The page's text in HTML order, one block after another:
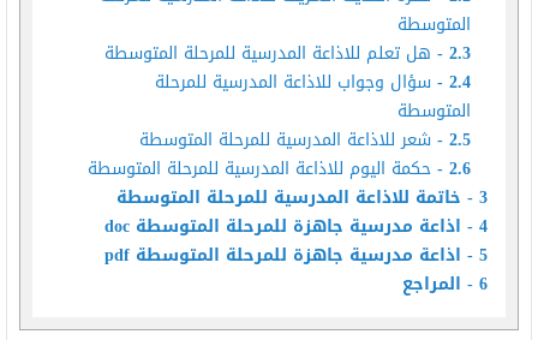
المتوسطة
2.3 هل تعلم للاذاعة المدرسية للمرحلة المتوسطة
2.4 سؤال وجواب للاذاعة المدرسية للمرحلة
المتوسطة
2.5 شعر للاذاعة المدرسية للمرحلة المتوسطة
2.6 حكمة اليوم للاذاعة المدرسية للمرحلة المتوسطة
3 خاتمة للاذاعة المدرسية للمرحلة المتوسطة
4 اذاعة مدرسية جاهزة للمرحلة المتوسطة doc
5 اذاعة مدرسية جاهزة للمرحلة المتوسطة pdf
6 المراجع